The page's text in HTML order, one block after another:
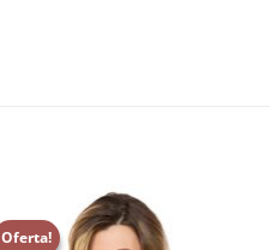
Oferta!